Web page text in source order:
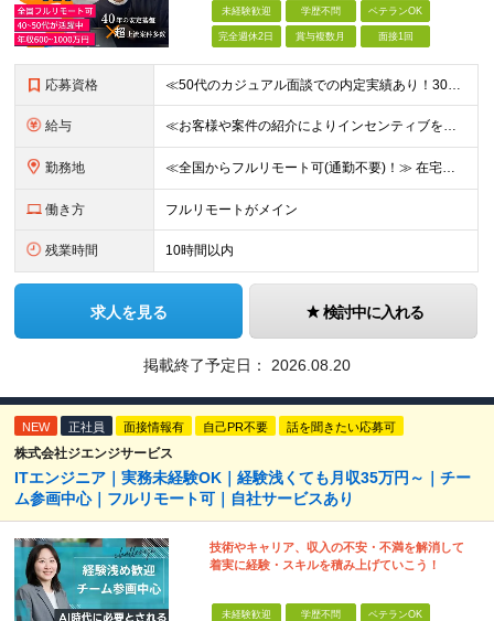
未経験歓迎 学歴不問 ベテランOK
完全週休2日 賞与複数月 面接1回
応募資格 ≪50代のカジュアル面談での内定実績あり！30代〜50代活躍中≫ ■学歴不問 ■国籍不問 ■PMやPL、チームリーダー、サブリーダーなどマネジメントの経験をお持ちの方 ★「マネジメント未経験だけど今後
給与 ≪お客様や案件の紹介によりインセンティブを支給！≫ 月給40万円以上＋賞与年2回＋インセンティブ ◎経験やスキルを考慮の上、優遇します ◎上記月給は固定残業代月45時間分(月額9万1040円以上)
勤務地 ≪全国からフルリモート可(通勤不要)！≫ 在宅勤務、または首都圏を中心とするお客様先 ★転勤はありません ■本社 東京都品川区南大井6-26-2 大森ベルポートB館8F
働き方 フルリモートがメイン
残業時間 10時間以内
求人を見る 検討中に入れる
掲載終了予定日： 2026.08.20
NEW 正社員 面接情報有 自己PR不要 話を聞きたい応募可
株式会社ジエンジサービス
ITエンジニア｜実務未経験OK｜経験浅くても月収35万円～｜チー
ム参画中心｜フルリモート可｜自社サービスあり
技術やキャリア、収入の不安・不満を解消して
着実に経験・スキルを積み上げていこう！
未経験歓迎 学歴不問 ベテランOK